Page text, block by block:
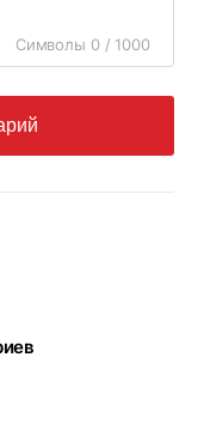
Символы 0 / 1000